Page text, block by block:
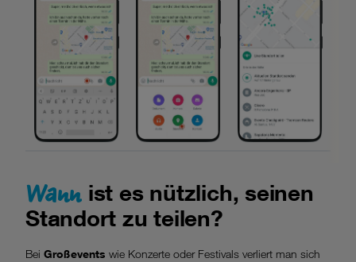
Wann ist es nützlich, seinen
Standort zu teilen?
Bei Großevents wie Konzerte oder Festivals verliert man sich